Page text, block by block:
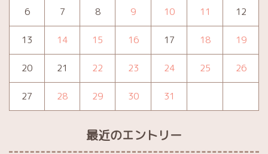
6 7 8 9 10 11 12
13 14 15 16 17 18 19
20 21 22 23 24 25 26
27 28 29 30 31
最近のエントリー